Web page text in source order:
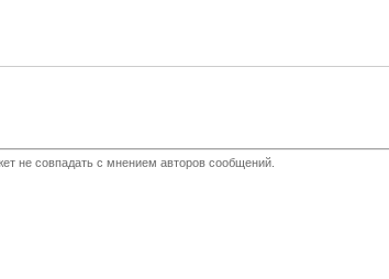
не совпадать с мнением авторов сообщений.